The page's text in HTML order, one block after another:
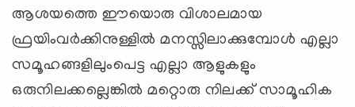
ആശയത്തെ ഈയൊരു വിശാലമായ
ഫ്രയിംവര്‍ക്കിനുള്ളില്‍ മനസ്സിലാക്കുമ്പോള്‍ എല്ലാ
സമൂഹങ്ങളിലുംപെട്ട എല്ലാ ആളുകളും
ഒരുനിലക്കല്ലെങ്കില്‍ മറ്റൊരു നിലക്ക് സാമൂഹിക